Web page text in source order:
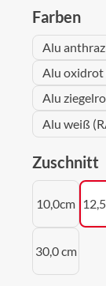
Farben
Alu
Alu oxidrot
Alu
Alu weiß
Zuschnitt
10,0cm
30,0 cm